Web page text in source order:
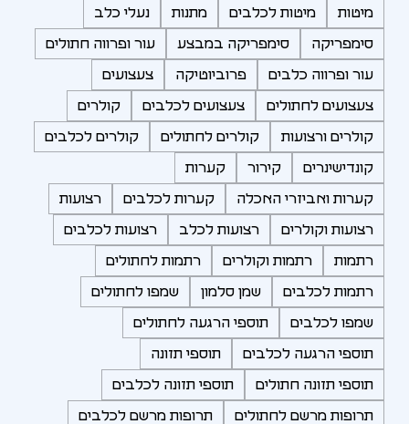
מיטות מיטות לכלבים מתנות נעלי כלב
סימפריקה סימפריקה במבצע עור ופרווה חתולים
עור ופרווה כלבים פרוביוטיקה צעצועים
צעצועים לחתולים צעצועים לכלבים קולרים
קולרים ורצועות קולרים לחתולים קולרים לכלבים
קונדישינרים קירור קערות
קערות ואביזרי האכלה קערות לכלבים רצועות
רצועות וקולרים רצועות לכלב רצועות לכלבים
רתמות רתמות וקולרים רתמות לחתולים
רתמות לכלבים שמן סלמון שמפו לחתולים
שמפו לכלבים תוספי הרגעה לחתולים
תוספי הרגעה לכלבים תוספי תזונה
תוספי תזונה חתולים תוספי תזונה לכלבים
תרופות מרשם לחתולים תרופות מרשם לכלבים